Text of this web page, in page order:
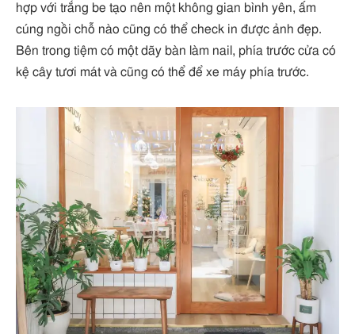
hợp với trắng be tạo nên một không gian bình yên, ấm
cúng ngồi chỗ nào cũng có thể check in được ảnh đẹp.
Bên trong tiệm có một dãy bàn làm nail, phía trước cửa có
kệ cây tươi mát và cũng có thể để xe máy phía trước.